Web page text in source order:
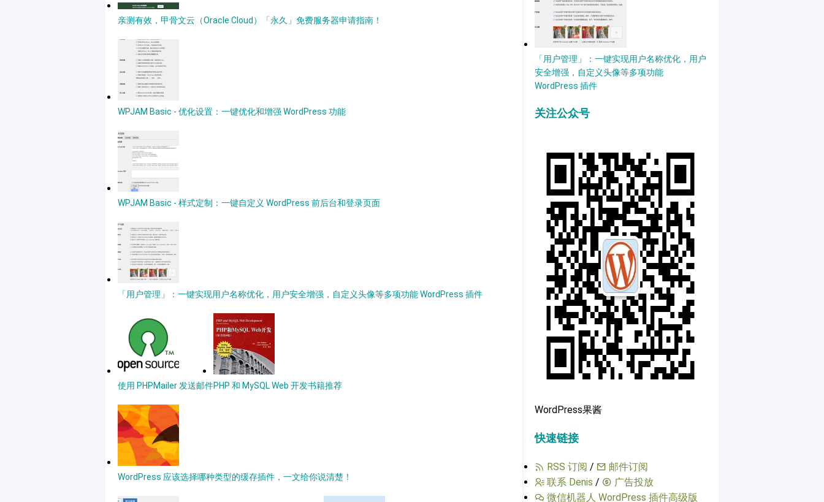
亲测有效，甲骨文云（Oracle Cloud）「永久」免费服务器申请指南！
WPJAM Basic - 优化设置：一键优化和增强 WordPress 功能
WPJAM Basic - 样式定制：一键自定义 WordPress 前后台和登录页面
「用户管理」：一键实现用户名称优化，用户安全增强，自定义头像等多项功能 WordPress 插件
使用 PHPMailer 发送邮件PHP 和 MySQL Web 开发书籍推荐
WordPress 应该选择哪种类型的缓存插件，一文给你说清楚！
「用户管理」：一键实现用户名称优化，用户
安全增强，自定义头像等多项功能
WordPress 插件
关注公众号
WordPress果酱
快速链接
RSS 订阅 /
邮件订阅
联系 Denis /
广告投放
微信机器人 WordPress 插件高级版